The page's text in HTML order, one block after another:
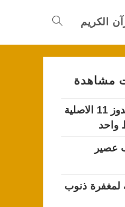
الكريم Toggle
مشاهدة
تحميل احدث نسخ ويندوز 11 الاصلية
واحد
عصير
لمغفرة ذنوب